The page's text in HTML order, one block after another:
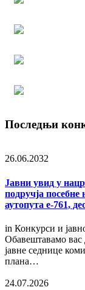
Последњи
26.06.2032
Јавни увид у
подручја
аутопута е-761,
in Конкурси и
Обавештавамо вас
јавне седнице
плана…
24.07.2026